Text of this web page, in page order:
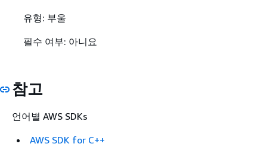
유형: 부울
필수 여부: 아니요
참고
언어별 AWS SDKs
AWS SDK for C++